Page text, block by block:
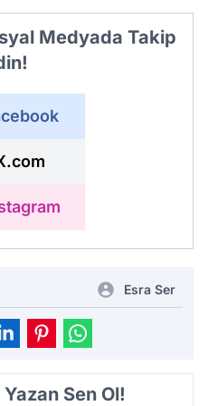
Medyada Takip
Esra Ser
Sen Ol!